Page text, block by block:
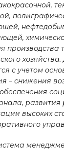
производства
хозяйства.
с учетом
– снижения
развития
высоких